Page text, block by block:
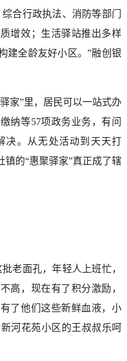
合行政执法、消防等部门
增效；生活驿站推出多样
建全龄友好小区。”融创银
家”里，居民可以一站式办
纳等57项政务业务，有问
决。从无处活动到天天打
的“惠聚驿家”真正成了辖
老面孔，年轻人上班忙，
高，现在有了积分激励，
了他们这些新鲜血液，小
河花苑小区的王叔叔乐呵